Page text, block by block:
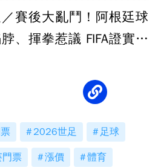
賽後大亂鬥！阿根廷球
、揮拳惹議 FIFA證實將
2026世足 足球
票 漲價 體育